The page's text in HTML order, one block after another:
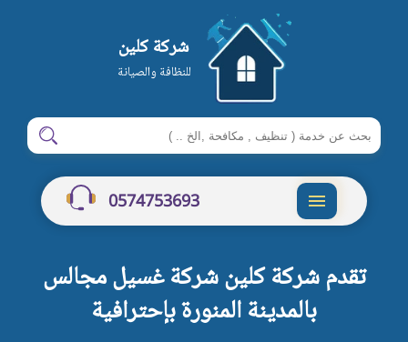
شركة كلين
للنظافة والصيانة
ابحث
في
شركة
كلين
ابحث
0574753693
تقدم شركة كلين شركة غسيل مجالس
بالمدينة المنورة بإحترافية